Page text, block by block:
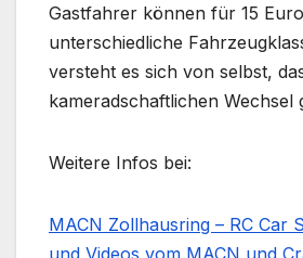
Gastfahrer können für 15
unterschiedliche
versteht es sich von selbst,
kameradschaftlichen Wechsel
Weitere Infos bei:
MACN Zollhausring – RC Car